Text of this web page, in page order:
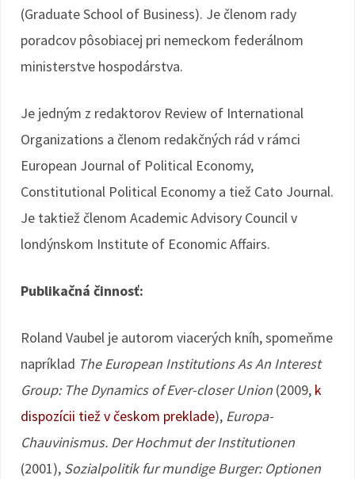
(Graduate School of Business). Je členom rady
poradcov pôsobiacej pri nemeckom federálnom
ministerstve hospodárstva.
Je jedným z redaktorov Review of International
Organizations a členom redakčných rád v rámci
European Journal of Political Economy,
Constitutional Political Economy a tiež Cato Journal.
Je taktiež členom Academic Advisory Council v
londýnskom Institute of Economic Affairs.
Publikačná činnosť:
Roland Vaubel je autorom viacerých kníh, spomeňme
napríklad The European Institutions As An Interest
Group: The Dynamics of Ever-closer Union (2009, k
dispozícii tiež v českom preklade), Europa-
Chauvinismus. Der Hochmut der Institutionen
(2001), Sozialpolitik fur mundige Burger: Optionen